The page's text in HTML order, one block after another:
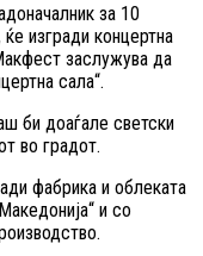
за 10
изгради концертна
заслужува да
сала“.
би доаѓале светски
во градот.
фабрика и облеката
и со